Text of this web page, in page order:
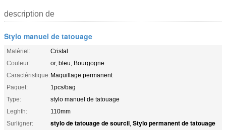
description de
Stylo manuel de tatouage
Matériel:
Cristal
Couleur:
or, bleu, Bourgogne
Caractéristique:Maquillage permanent
Paquet:
1pcs/bag
Type:
stylo manuel de tatouage
Leghth:
110mm
Surligner:
stylo de tatouage de sourcil, Stylo permanent de tatouage